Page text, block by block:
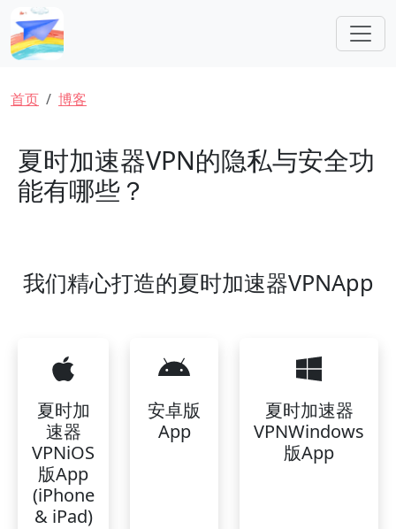
跳转到主要内容
面包屑
首页 博客
夏时加速器VPN的隐私与安全功
能有哪些？
我们精心打造的夏时加速器VPNApp
夏时加
速器
VPNiOS
版App
(iPhone
& iPad)
安卓版
App
夏时加速器
VPNWindows
版App